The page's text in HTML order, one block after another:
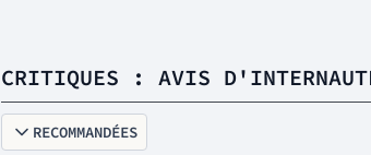
CRITIQUES : AVIS
RECOMMANDÉES